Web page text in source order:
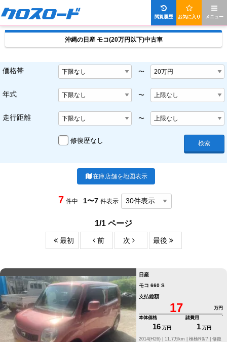
メニュー
お気に入り
閲覧履歴
沖縄の日産 モコ(20万円以下)中古車
価格帯 〜
年式 〜
走行距離 〜
修復歴なし 検索
在庫店舗を地図表示
7 件中 1〜7 件表示
1/1 ページ
最初 前 次 最後
日産
モコ 660 S
支払総額
17
万円
本体価格
16 万円
諸費用
1 万円
修復